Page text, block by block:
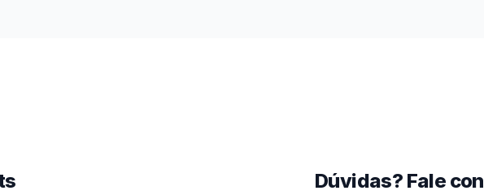
Dúvidas? Fale